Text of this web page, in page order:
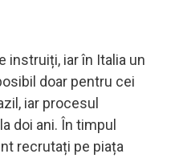
instruiți, iar în Italia un
doar pentru cei
iar procesul
doi ani. În timpul
recrutați pe piața